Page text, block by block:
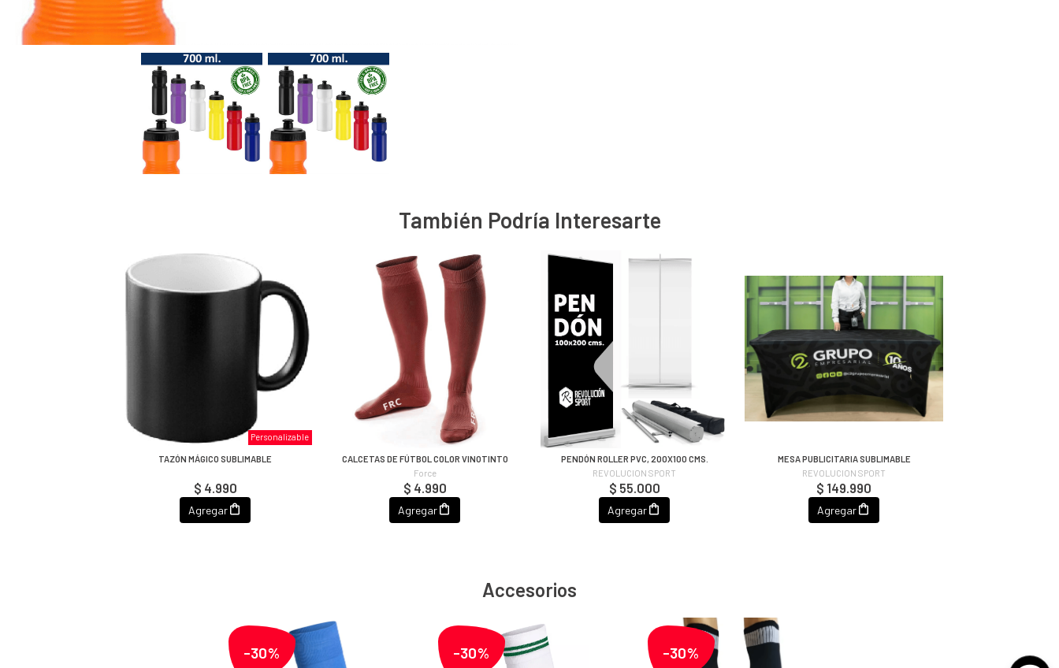
También Podría Interesarte
Personalizable
TAZÓN MÁGICO SUBLIMABLE
$ 4.990
Agregar
CALCETAS DE FÚTBOL COLOR VINOTINTO
Force
$ 4.990
Agregar
PENDÓN ROLLER PVC, 200X100 CMS.
REVOLUCION SPORT
$ 55.000
Agregar
MESA PUBLICITARIA SUBLIMABLE
REVOLUCION SPORT
$ 149.990
Agregar
Accesorios
-30% -30% -30%